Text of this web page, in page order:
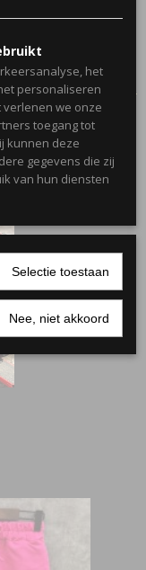
het
personaliseren
we onze
toegang tot
kunnen deze
gegevens die zij
van hun diensten
Selectie toestaan
Nee, niet akkoord